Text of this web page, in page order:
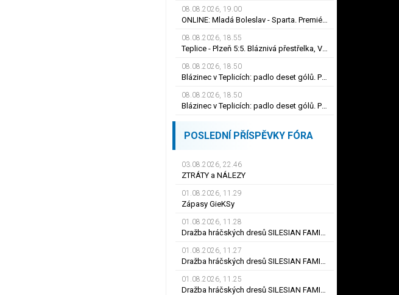
08.08.2026, 19.00
ONLINE: Mladá Boleslav - Sparta. Premiéra pro Guddala. Brunes jen na lavičce, hraje Vojta
08.08.2026, 18.55
Teplice - Plzeň 5:5. Bláznivá přestřelka, Viktoria vedla o tři góly. Červená pro Krčíka
08.08.2026, 18.50
Blázinec v Teplicích: padlo deset gólů. Plzeň promarnila náskok, má jen bod
08.08.2026, 18.50
Blázinec v Teplicích: padlo deset gólů. Plzeň promarnila náskok, má jen bod
POSLEDNÍ PŘÍSPĚVKY FÓRA
03.08.2026, 22.46
ZTRÁTY a NÁLEZY
01.08.2026, 11.29
Zápasy GieKSy
01.08.2026, 11.28
Dražba hráčských dresů SILESIAN FAMILY - #25 Robert SADOWSKI
01.08.2026, 11.27
Dražba hráčských dresů SILESIAN FAMILY - #22
01.08.2026, 11.25
Dražba hráčských dresů SILESIAN FAMILY - #6